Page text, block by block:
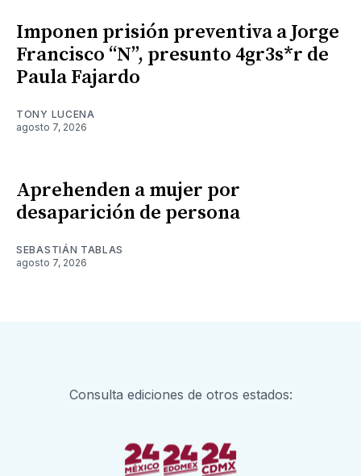
Imponen prisión preventiva a Jorge
Francisco “N”, presunto 4gr3s*r de
Paula Fajardo
TONY LUCENA
agosto 7, 2026
Aprehenden a mujer por
desaparición de persona
SEBASTIÁN TABLAS
agosto 7, 2026
Consulta ediciones de otros estados: